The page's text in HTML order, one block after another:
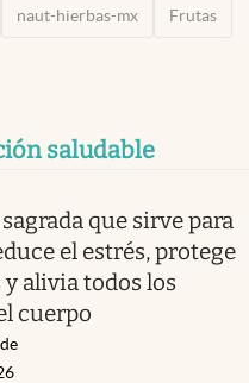
naut-hierbas-mx Frutas
saludable
que sirve para
el estrés, protege
y alivia todos los
cuerpo